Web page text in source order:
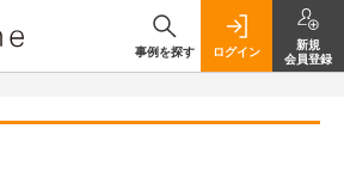
事例を探す ログイン
新規
会員登録